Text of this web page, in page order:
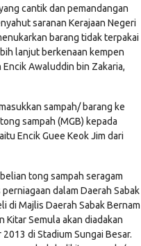
cantik dan pemandangan
saranan Kerajaan Negeri
barang tidak terpakai
lanjut berkenaan kempen
Awaluddin bin Zakaria,
sampah/ barang ke
sampah (MGB) kepada
Encik Guee Keok Jim dari
tong sampah seragam
dalam Daerah Sabak
di Majlis Daerah Sabak Bernam
Kitar Semula akan diadakan
di Stadium Sungai Besar.